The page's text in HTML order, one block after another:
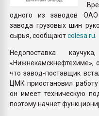
одного из заводов
завода грузовых шин
сырья, сообщаютcolesa.ru
Недопоставка
«Нижнекамскнефтехиме»,
что завод-поставщик
ЦМК приостановил
он имеет техническую
поэтому начнет